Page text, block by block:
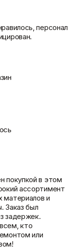
Ленты
ленты
персонал
покупкой в этом
ассортимент
материалов и
Заказ был
задержек.
кто
или